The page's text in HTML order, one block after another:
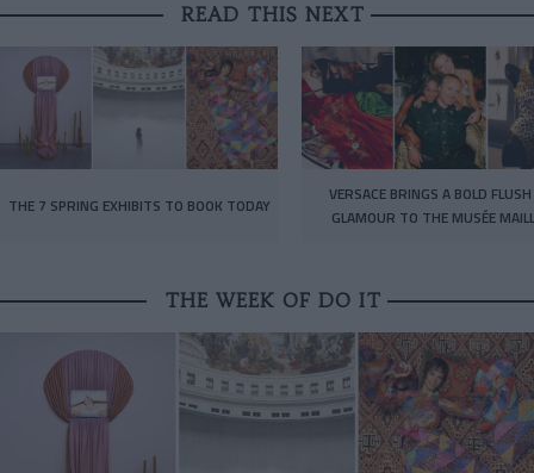
READ THIS NEXT
THE 7 SPRING EXHIBITS TO BOOK TODAY
VERSACE BRINGS A BOLD
GLAMOUR TO THE MUSÉE
THE WEEK OF DO IT